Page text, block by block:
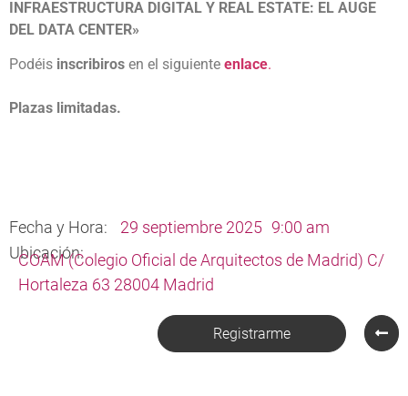
INFRAESTRUCTURA DIGITAL Y REAL ESTATE: EL AUGE
DEL DATA CENTER»
Podéis inscribiros en el siguiente enlace.
Plazas limitadas.
Fecha y Hora: 29 septiembre 2025 9:00 am
Ubicación:
COAM (Colegio Oficial de Arquitectos de Madrid) C/
Hortaleza 63 28004 Madrid
Registrarme